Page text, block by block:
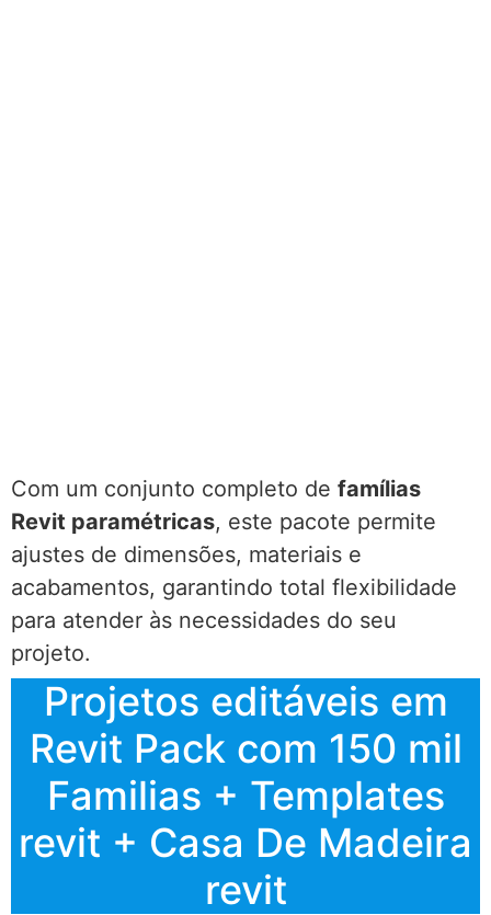
Com um conjunto completo de famílias
Revit paramétricas, este pacote permite
ajustes de dimensões, materiais e
acabamentos, garantindo total flexibilidade
para atender às necessidades do seu
projeto.
Projetos editáveis em
Revit Pack com 150 mil
Familias + Templates
revit + Casa De Madeira
revit